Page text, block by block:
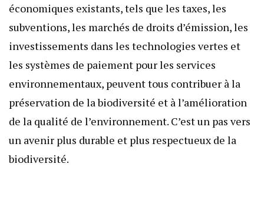
économiques existants, tels que les taxes, les
subventions, les marchés de droits d’émission, les
investissements dans les technologies vertes et
les systèmes de paiement pour les services
environnementaux, peuvent tous contribuer à la
préservation de la biodiversité et à l’amélioration
de la qualité de l’environnement. C’est un pas vers
un avenir plus durable et plus respectueux de la
biodiversité.